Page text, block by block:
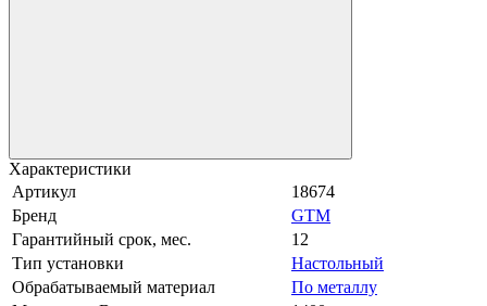
Характеристики
Артикул
18674
Бренд
GTM
Гарантийный срок, мес.
12
Тип установки
Настольный
Обрабатываемый материал
По металлу